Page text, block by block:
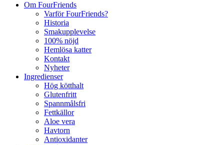
Om FourFriends
Varför FourFriends?
Historia
Smakupplevelse
100% nöjd
Hemlösa katter
Kontakt
Nyheter
Ingredienser
Hög kötthalt
Glutenfritt
Spannmålsfri
Fettkällor
Aloe vera
Havtorn
Antioxidanter